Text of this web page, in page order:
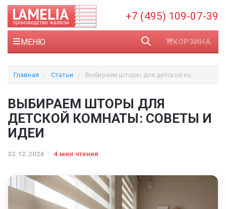
+7 (495) 109-07-39
МЕНЮ КОРЗИНА
Главная Статьи Выбираем шторы для детской комнаты: советы и идеи
ВЫБИРАЕМ ШТОРЫ ДЛЯ
ДЕТСКОЙ КОМНАТЫ: СОВЕТЫ И
ИДЕИ
22.12.2024 4 мин чтения